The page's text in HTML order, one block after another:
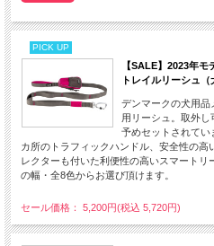
PICK UP
【SALE】2023年
トレイルリーシュ（
デンマークの犬用品
用リーシュ。取外
予めセットされてい
カ所のトラフィックハンドル、安全性の高
レクターも付いた利便性の高いスマート
の幅・全8色からお選び頂けます。
セール価格： 5,200円(税込 5,720円)